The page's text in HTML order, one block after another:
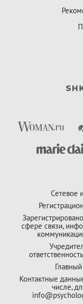
Сетевое
сфере связи,
Контактные
числе,